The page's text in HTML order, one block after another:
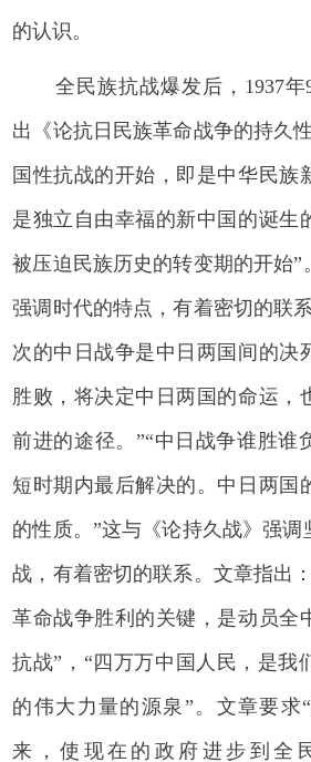
的认识。
全民族抗战爆发后，1937
出《论抗日民族革命战争的持久
国性抗战的开始，即是中华民族
是独立自由幸福的新中国的诞生
被压迫民族历史的转变期的开始”
强调时代的特点，有着密切的联
次的中日战争是中日两国间的决
胜败，将决定中日两国的命运，
前进的途径。”“中日战争谁胜谁
短时期内最后解决的。中日两国
的性质。”这与《论持久战》强调
战，有着密切的联系。文章指出
革命战争胜利的关键，是动员全
抗战”，“四万万中国人民，是我
的伟大力量的源泉”。文章要求
来，使现在的政府进步到全